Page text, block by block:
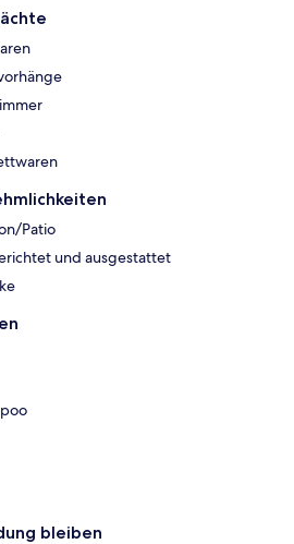
Patio
und ausgestattet
bleiben